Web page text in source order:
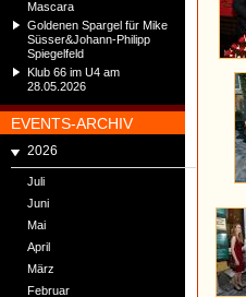
Mascara
Goldenen Spargel für Mike
Süsser&Johann-Philipp
Spiegelfeld
Klub 66 im U4 am
28.05.2026
EVENTS-ARCHIV
2026
Juli
Juni
Mai
April
März
Februar